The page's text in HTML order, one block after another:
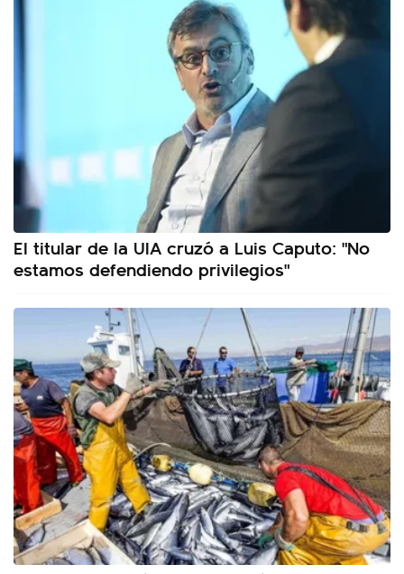
El titular de la UIA cruzó a Luis Caputo: "No
estamos defendiendo privilegios"